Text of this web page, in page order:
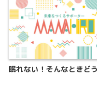
眠れない！そんなときど